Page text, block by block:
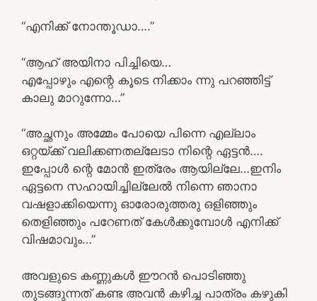
“എനിക്ക് നോന്തൂഡാ….”
“ആഹ് അയിനാ പിച്ചിയെ…
എപ്പോഴും എന്റെ കൂടെ നിക്കാം ന്നു പറഞ്ഞിട്ട്
കാലു മാറുന്നോ…”
“അച്ഛനും അമ്മേം പോയെ പിന്നെ എല്ലാം
ഒറ്റയ്ക്ക് വലിക്കണതല്ലേടാ നിന്റെ ഏട്ടൻ….
ഇപ്പോൾ ന്റെ മോൻ ഇത്രേം ആയില്ലേ…ഇനിം
ഏട്ടനെ സഹായിച്ചില്ലേൽ നിന്നെ ഞാനാ
വഷളാക്കിയെന്നു ഓരോരുത്തരു ഒളിഞ്ഞും
തെളിഞ്ഞും പറേണത് കേൾക്കുമ്പോൾ എനിക്ക്
വിഷമാവും…”
അവളുടെ കണ്ണുകൾ ഈറൻ പൊടിഞ്ഞു
തുടങ്ങുന്നത് കണ്ട അവൻ കഴിച്ച പാത്രം കഴുകി